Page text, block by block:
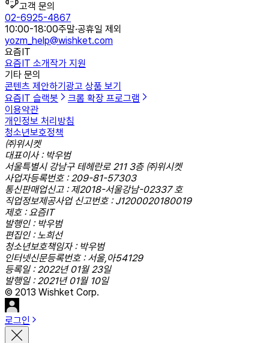
고객 문의
02-6925-4867
10:00-18:00주말·공휴일 제외
yozm_help@wishket.com
요즘IT
요즘IT 소개작가 지원
기타 문의
콘텐츠 제안하기 광고 상품 보기
요즘IT 슬랙봇
크롬 확장 프로그램
이용약관
개인정보 처리방침
청소년보호정책
㈜위시켓
대표이사 : 박우범
서울특별시 강남구 테헤란로 211 3층 ㈜위시켓
사업자등록번호 : 209-81-57303
통신판매업신고 : 제2018-서울강남-02337 호
직업정보제공사업 신고번호 : J1200020180019
제호 : 요즘IT
발행인 : 박우범
편집인 : 노희선
청소년보호책임자 : 박우범
인터넷신문등록번호 : 서울,아54129
등록일 : 2022년 01월 23일
발행일 : 2021년 01월 10일
© 2013 Wishket Corp.
로그인